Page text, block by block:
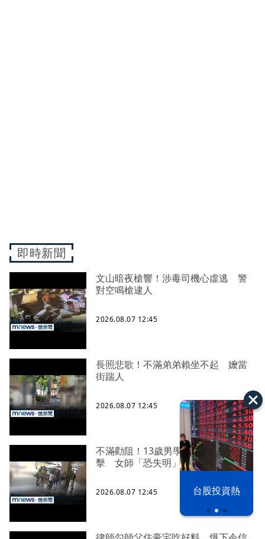
漢光42演習 台股投資熱
即時新聞
文山暗夜槍響！涉毒司機心虛逃 警
對空鳴槍逮人
2026.08.07 12:45
長照悲歌！不滿弟弟賴坐不起 嬤當
街踹人
2026.08.07 12:45
不滿勸阻！13歲男學生折斷掃把攻
擊 女師「恐失明」
2026.08.07 12:45